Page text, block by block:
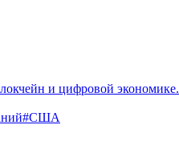
и цифровой экономике.
#США